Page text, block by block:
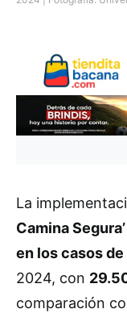
La
Camina Segura’
en los casos
2024, con
comparación